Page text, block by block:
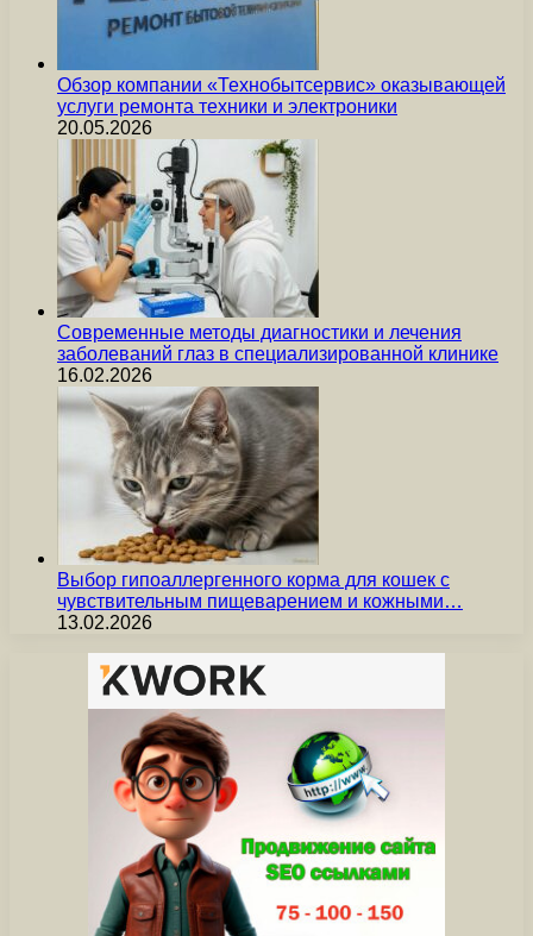
Обзор компании «Технобытсервис» оказывающей
услуги ремонта техники и электроники
20.05.2026
Современные методы диагностики и лечения
заболеваний глаз в специализированной клинике
16.02.2026
Выбор гипоаллергенного корма для кошек с
чувствительным пищеварением и кожными…
13.02.2026